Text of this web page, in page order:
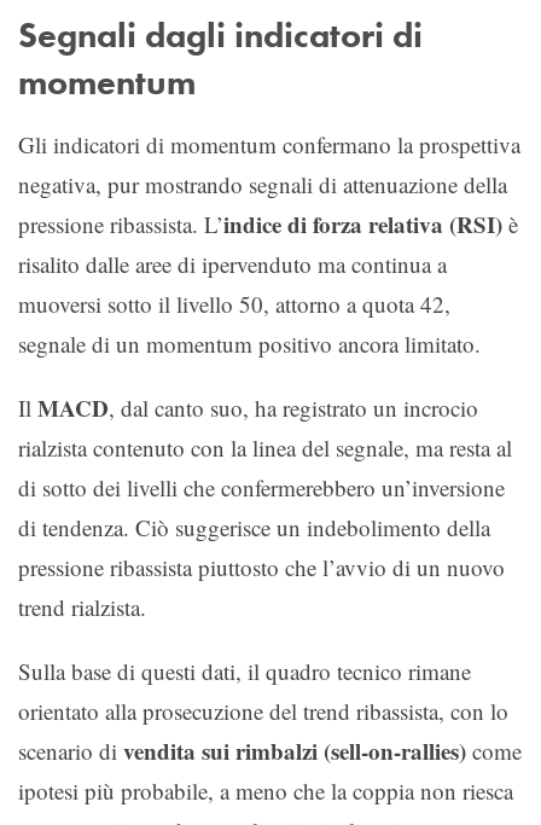
Segnali dagli indicatori di
momentum
Gli indicatori di momentum confermano la prospettiva
negativa, pur mostrando segnali di attenuazione della
pressione ribassista. L’indice di forza relativa (RSI) è
risalito dalle aree di ipervenduto ma continua a
muoversi sotto il livello 50, attorno a quota 42,
segnale di un momentum positivo ancora limitato.
Il MACD, dal canto suo, ha registrato un incrocio
rialzista contenuto con la linea del segnale, ma resta al
di sotto dei livelli che confermerebbero un’inversione
di tendenza. Ciò suggerisce un indebolimento della
pressione ribassista piuttosto che l’avvio di un nuovo
trend rialzista.
Sulla base di questi dati, il quadro tecnico rimane
orientato alla prosecuzione del trend ribassista, con lo
scenario di vendita sui rimbalzi (sell-on-rallies) come
ipotesi più probabile, a meno che la coppia non riesca